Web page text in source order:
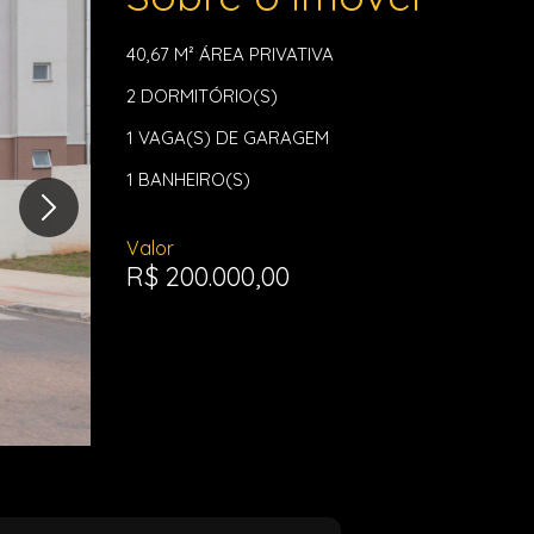
40,67 M² ÁREA PRIVATIVA
2 DORMITÓRIO(S)
1 VAGA(S) DE GARAGEM
1 BANHEIRO(S)
Valor
R$ 200.000,00